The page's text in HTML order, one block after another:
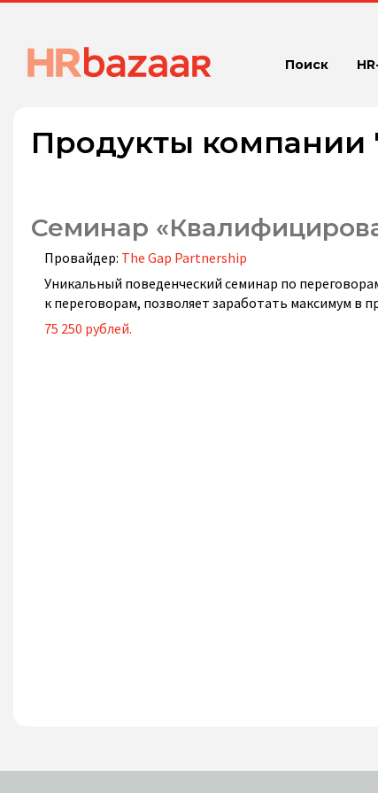
Поиск
Продукты компании
Семинар
Провайдер: The Gap Partnership
Уникальный поведенческий семинар по
к переговорам, позволяет заработать максимум в
75 250 рублей.